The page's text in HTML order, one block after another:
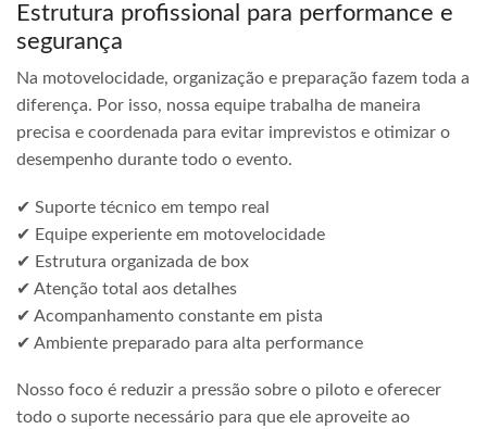
Estrutura profissional para performance e
segurança
Na motovelocidade, organização e preparação fazem toda a
diferença. Por isso, nossa equipe trabalha de maneira
precisa e coordenada para evitar imprevistos e otimizar o
desempenho durante todo o evento.
✔ Suporte técnico em tempo real
✔ Equipe experiente em motovelocidade
✔ Estrutura organizada de box
✔ Atenção total aos detalhes
✔ Acompanhamento constante em pista
✔ Ambiente preparado para alta performance
Nosso foco é reduzir a pressão sobre o piloto e oferecer
todo o suporte necessário para que ele aproveite ao